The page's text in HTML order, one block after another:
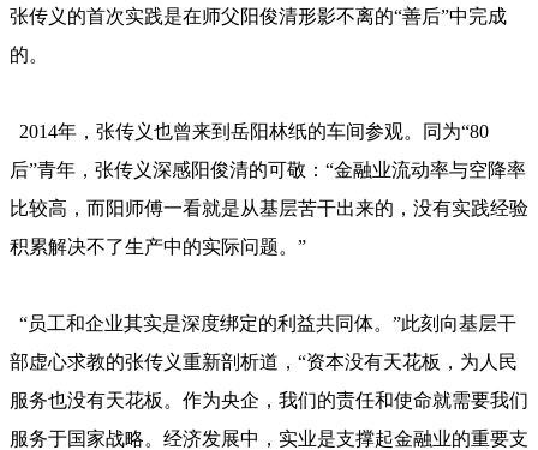
张传义的首次实践是在师父阳俊清形影不离的“善后”中完成
的。
2014年，张传义也曾来到岳阳林纸的车间参观。同为“80
后”青年，张传义深感阳俊清的可敬：“金融业流动率与空降率
比较高，而阳师傅一看就是从基层苦干出来的，没有实践经验
积累解决不了生产中的实际问题。”
“员工和企业其实是深度绑定的利益共同体。”此刻向基层干
部虚心求教的张传义重新剖析道，“资本没有天花板，为人民
服务也没有天花板。作为央企，我们的责任和使命就需要我们
服务于国家战略。经济发展中，实业是支撑起金融业的重要支